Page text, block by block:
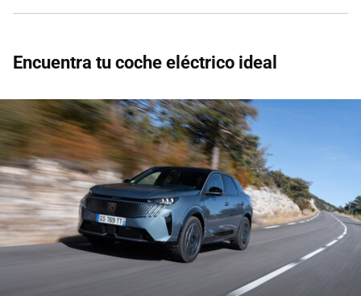
Encuentra tu coche eléctrico ideal